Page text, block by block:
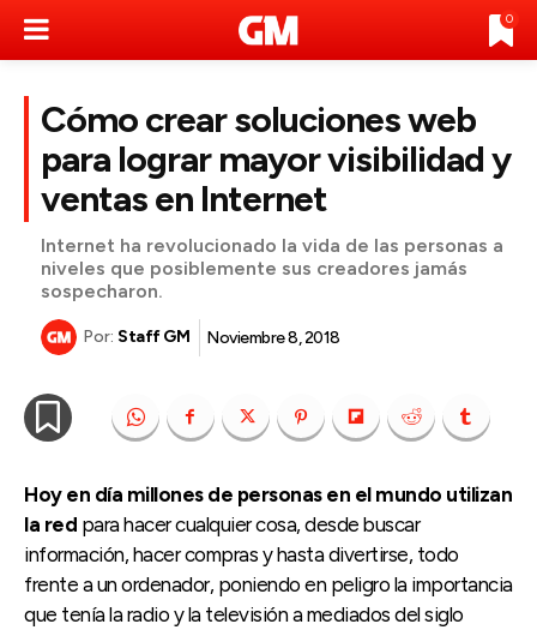
0
Cómo crear soluciones web
para lograr mayor visibilidad y
ventas en Internet
Internet ha revolucionado la vida de las personas a
niveles que posiblemente sus creadores jamás
sospecharon.
Por: Staff GM Noviembre 8, 2018
Hoy en día millones de personas en el mundo utilizan
la red para hacer cualquier cosa, desde buscar
información, hacer compras y hasta divertirse, todo
frente a un ordenador, poniendo en peligro la importancia
que tenía la radio y la televisión a mediados del siglo